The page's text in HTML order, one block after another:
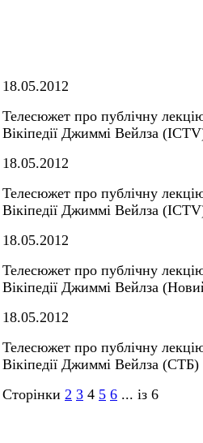
18.05.2012
Телесюжет про публічну
Вікіпедії Джиммі Вейлза
18.05.2012
Телесюжет про публічну
Вікіпедії Джиммі Вейлза
18.05.2012
Телесюжет про публічну
Вікіпедії Джиммі Вейлза
18.05.2012
Телесюжет про публічну
Вікіпедії Джиммі Вейлза (СТБ)
Сторінки 2 3 4 5 6 ... із 6